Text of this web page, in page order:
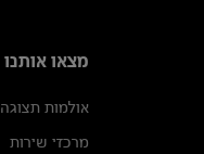
מצאו אותנו
אולמות תצוגה
מרכזי שירות